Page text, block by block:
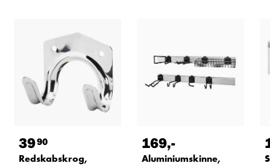
3990
Redskabskrog,
169,-
Aluminiumskinne,